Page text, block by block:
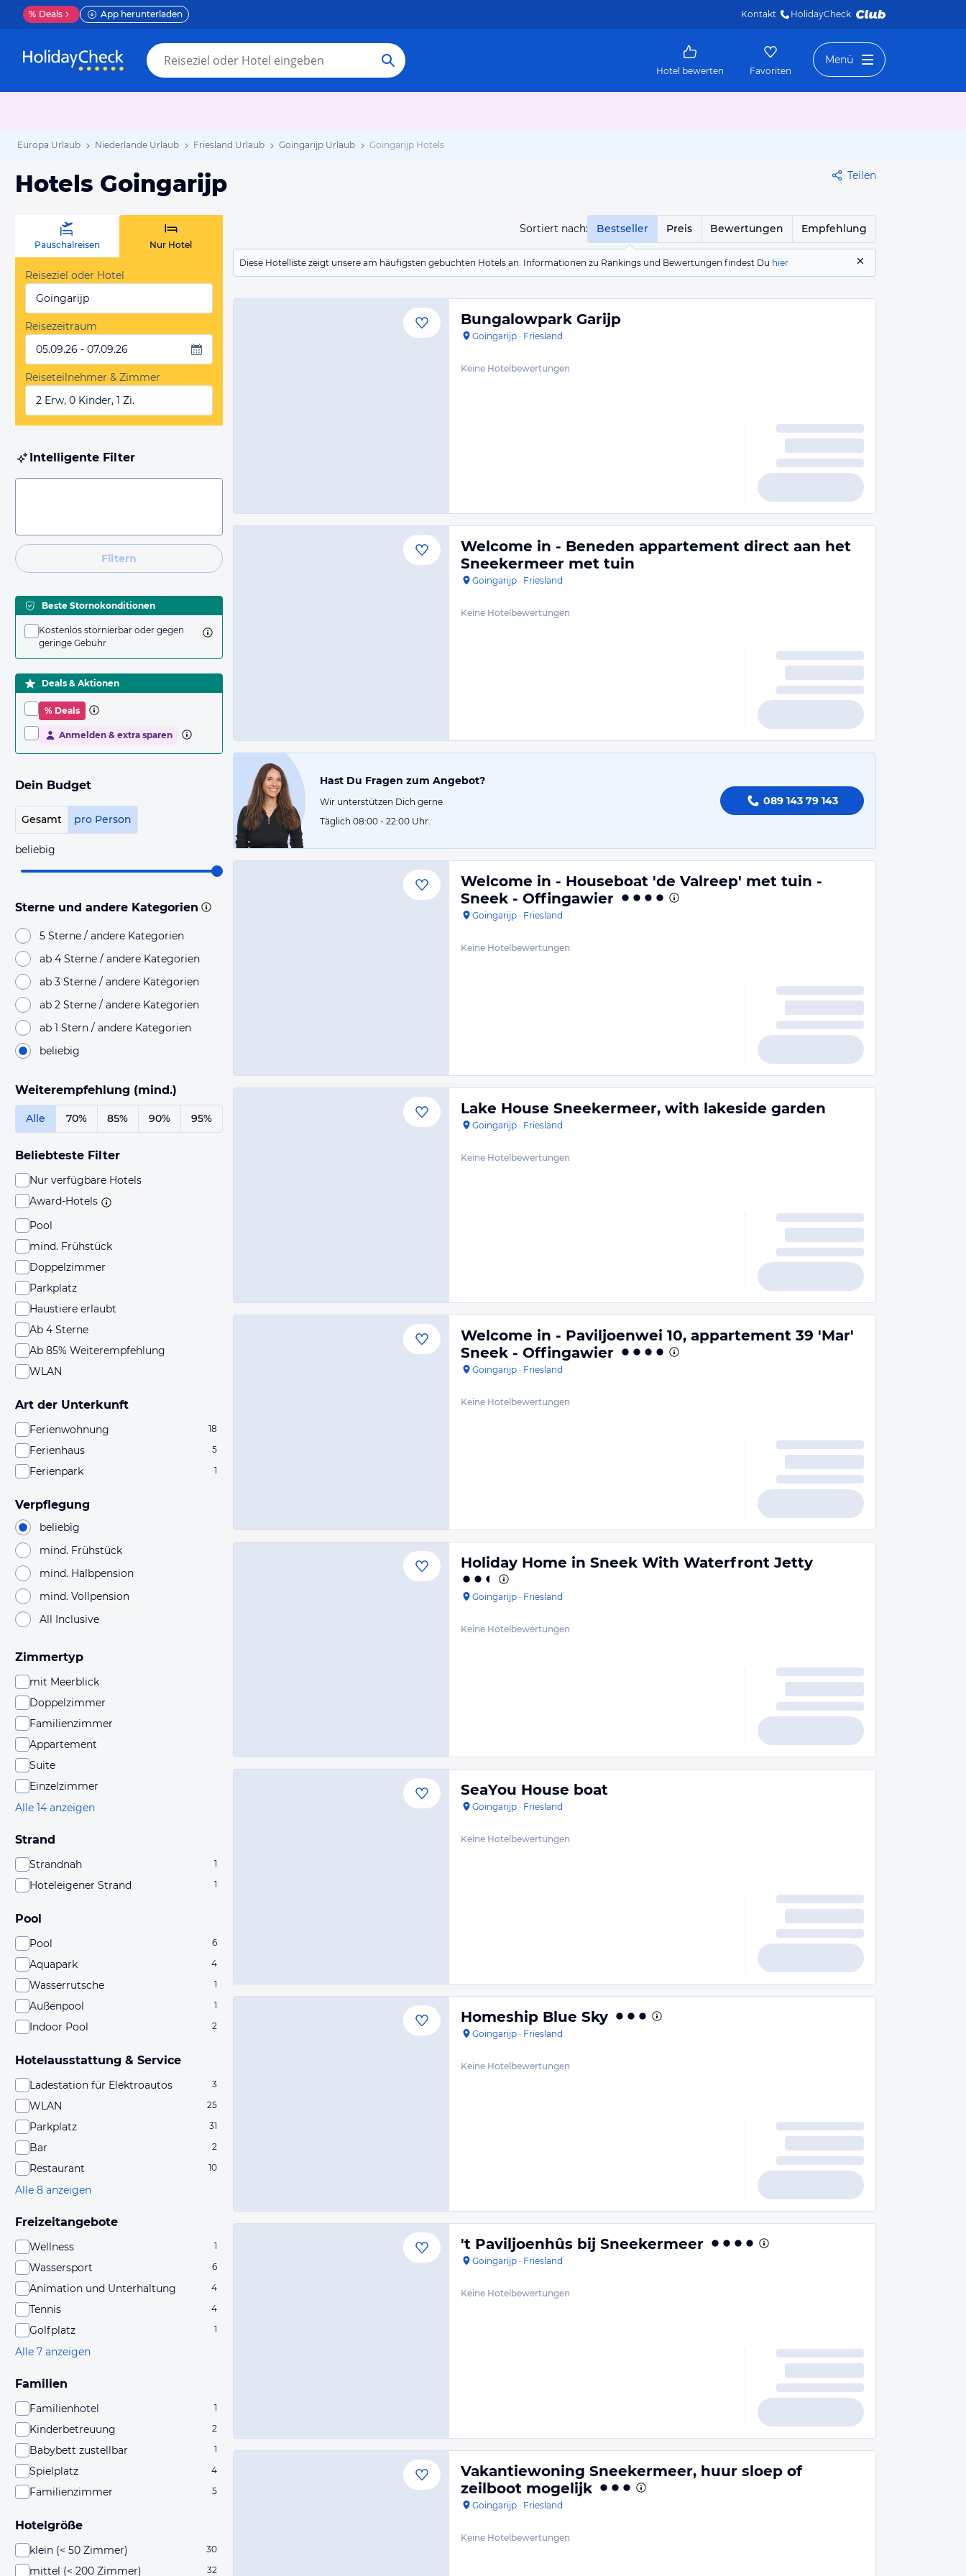
% Deals App herunterladen Kontakt HolidayCheck
Hotel bewerten Favoriten
Menü
Europa Urlaub Niederlande Urlaub Friesland Urlaub Goingarijp Urlaub Goingarijp Hotels
Hotels Goingarijp Teilen
Sortiert nach: Bestseller Preis Bewertungen Empfehlung
Diese Hotelliste zeigt unsere am häufigsten gebuchten Hotels an. Informationen zu Rankings und Bewertungen findest Du hier
Pauschalreisen Nur Hotel
Reiseziel oder Hotel
Goingarijp
Reisezeitraum
05.09.26 - 07.09.26
Reiseteilnehmer & Zimmer
2 Erw, 0 Kinder, 1 Zi.
Intelligente Filter
Filtern
Beste Stornokonditionen
Kostenlos stornierbar oder gegen
geringe Gebühr
Deals & Aktionen
% Deals
Anmelden & extra sparen
Dein Budget
Gesamt pro Person
beliebig
Sterne und andere Kategorien
5 Sterne / andere Kategorien
ab 4 Sterne / andere Kategorien
ab 3 Sterne / andere Kategorien
ab 2 Sterne / andere Kategorien
ab 1 Stern / andere Kategorien
beliebig
Weiterempfehlung (mind.)
Alle 70% 85% 90% 95%
Beliebteste Filter
Nur verfügbare Hotels
Award-Hotels
Pool
mind. Frühstück
Doppelzimmer
Parkplatz
Haustiere erlaubt
Ab 4 Sterne
Ab 85% Weiterempfehlung
WLAN
Art der Unterkunft
Ferienwohnung 18
Ferienhaus 5
Ferienpark 1
Verpflegung
beliebig
mind. Frühstück
mind. Halbpension
mind. Vollpension
All Inclusive
Zimmertyp
mit Meerblick
Doppelzimmer
Familienzimmer
Appartement
Suite
Einzelzimmer
Alle 14 anzeigen
Strand
Strandnah 1
Hoteleigener Strand 1
Pool
Pool 6
Aquapark 4
Wasserrutsche 1
Außenpool 1
Indoor Pool 2
Hotelausstattung & Service
Ladestation für Elektroautos 3
WLAN 25
Parkplatz 31
Bar 2
Restaurant 10
Alle 8 anzeigen
Freizeitangebote
Wellness 1
Wassersport 6
Animation und Unterhaltung 4
Tennis 4
Golfplatz 1
Alle 7 anzeigen
Familien
Familienhotel 1
Kinderbetreuung 2
Babybett zustellbar 1
Spielplatz 4
Familienzimmer 5
Hotelgröße
klein (< 50 Zimmer) 30
mittel (< 200 Zimmer) 32
Bungalowpark Garijp
Goingarijp · Friesland
Keine Hotelbewertungen
Welcome in - Beneden appartement direct aan het
Sneekermeer met tuin
Goingarijp · Friesland
Keine Hotelbewertungen
Hast Du Fragen zum Angebot?
Wir unterstützen Dich gerne.
Täglich 08:00 - 22:00 Uhr.
089 143 79 143
Welcome in - Houseboat 'de Valreep' met tuin -
Sneek - Offingawier
Goingarijp · Friesland
Keine Hotelbewertungen
Lake House Sneekermeer, with lakeside garden
Goingarijp · Friesland
Keine Hotelbewertungen
Welcome in - Paviljoenwei 10, appartement 39 'Mar'
Sneek - Offingawier
Goingarijp · Friesland
Keine Hotelbewertungen
Holiday Home in Sneek With Waterfront Jetty
Goingarijp · Friesland
Keine Hotelbewertungen
SeaYou House boat
Goingarijp · Friesland
Keine Hotelbewertungen
Homeship Blue Sky
Goingarijp · Friesland
Keine Hotelbewertungen
't Paviljoenhûs bij Sneekermeer
Goingarijp · Friesland
Keine Hotelbewertungen
Vakantiewoning Sneekermeer, huur sloep of
zeilboot mogelijk
Goingarijp · Friesland
Keine Hotelbewertungen